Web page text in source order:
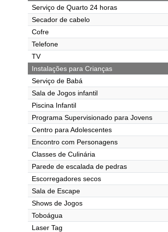
Serviço de Quarto 24 horas
Secador de cabelo
Cofre
Telefone
TV
Instalações para Crianças
Serviço de Babá
Sala de Jogos infantil
Piscina Infantil
Programa Supervisionado para Jovens
Centro para Adolescentes
Encontro com Personagens
Classes de Culinária
Parede de escalada de pedras
Escorregadores secos
Sala de Escape
Shows de Jogos
Toboágua
Laser Tag